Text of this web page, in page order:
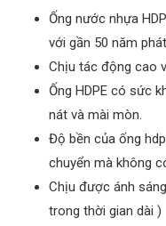
Ống nước nhựa
với gần 50 năm
Chịu tác động cao
Ống HDPE có sức
nát và mài mòn.
Độ bền của ống
chuyển mà không
Chịu được ánh
trong thời gian dài )